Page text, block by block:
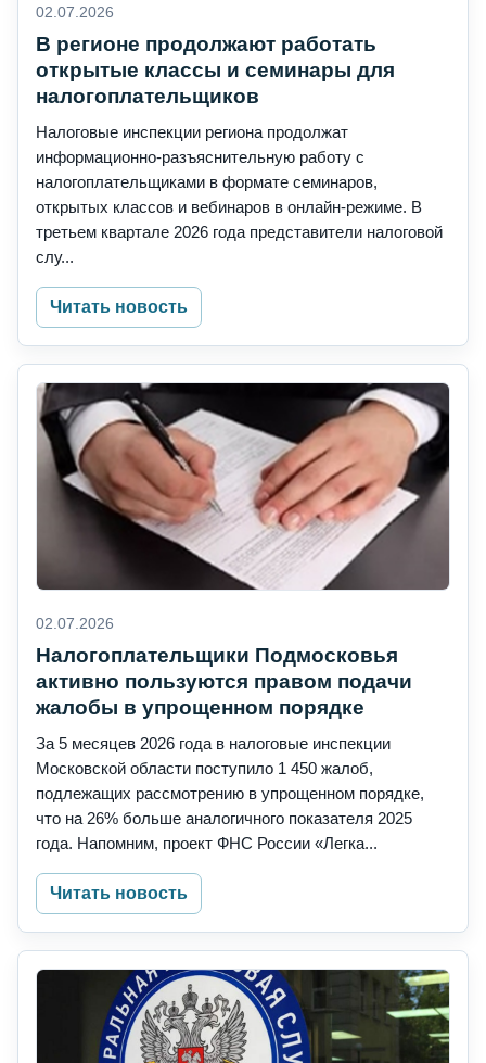
02.07.2026
В регионе продолжают работать
открытые классы и семинары для
налогоплательщиков
Налоговые инспекции региона продолжат
информационно-разъяснительную работу с
налогоплательщиками в формате семинаров,
открытых классов и вебинаров в онлайн-режиме. В
третьем квартале 2026 года представители налоговой
слу...
Читать новость
02.07.2026
Налогоплательщики Подмосковья
активно пользуются правом подачи
жалобы в упрощенном порядке
За 5 месяцев 2026 года в налоговые инспекции
Московской области поступило 1 450 жалоб,
подлежащих рассмотрению в упрощенном порядке,
что на 26% больше аналогичного показателя 2025
года. Напомним, проект ФНС России «Легка...
Читать новость